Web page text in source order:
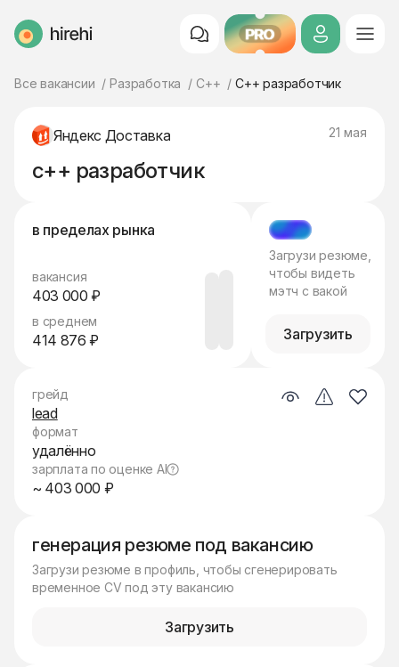
HireHi PRO
Все вакансии Разработка C++ C++ разработчик
Яндекс Доставка 21 мая
c++ разработчик
в пределах рынка
вакансия
403 000 ₽
в среднем
414 876 ₽
МЭТЧ
Загрузи резюме,
чтобы видеть
мэтч с вакой
Загрузить
генерация резюме под вакансию
Загрузи резюме в профиль, чтобы сгенерировать
временное CV под эту вакансию
Загрузить
грейд
lead
формат
удалённо
зарплата по оценке AI
~ 403 000 ₽